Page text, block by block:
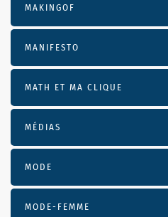
MAKINGOF
MANIFESTO
MATH ET MA CLIQUE
MÉDIAS
MODE
MODE-FEMME